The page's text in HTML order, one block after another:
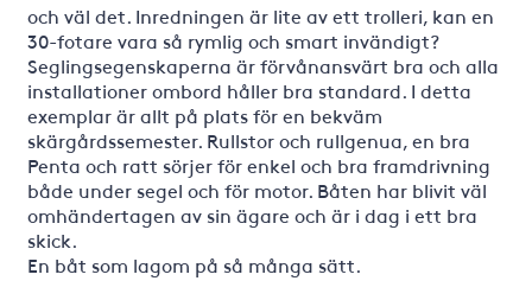
och väl det. Inredningen är lite av ett trolleri, kan en
30-fotare vara så rymlig och smart invändigt?
Seglingsegenskaperna är förvånansvärt bra och alla
installationer ombord håller bra standard. I detta
exemplar är allt på plats för en bekväm
skärgårdssemester. Rullstor och rullgenua, en bra
Penta och ratt sörjer för enkel och bra framdrivning
både under segel och för motor. Båten har blivit väl
omhändertagen av sin ägare och är i dag i ett bra
skick.
En båt som lagom på så många sätt.